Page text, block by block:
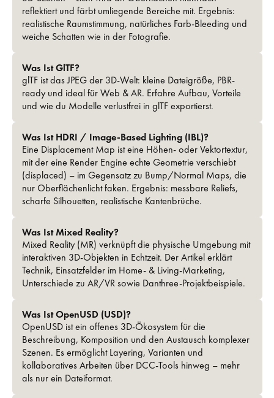
reflektiert und färbt umliegende Bereiche mit. Ergebnis:
realistische Raumstimmung, natürliches Farb-Bleeding und
weiche Schatten wie in der Fotografie.
Was Ist GlTF?
glTF ist das JPEG der 3D-Welt: kleine Dateigröße, PBR-
ready und ideal für Web & AR. Erfahre Aufbau, Vorteile
und wie du Modelle verlustfrei in glTF exportierst.
Was Ist HDRI / Image-Based Lighting (IBL)?
Eine Displacement Map ist eine Höhen- oder Vektor­textur,
mit der eine Render Engine echte Geometrie verschiebt
(displaced) – im Gegensatz zu Bump/Normal Maps, die
nur Oberflächenlicht faken. Ergebnis: messbare Reliefs,
scharfe Silhouetten, realistische Kantenbrüche.
Was Ist Mixed Reality?
Mixed Reality (MR) verknüpft die physische Umgebung mit
interaktiven 3D-Objekten in Echtzeit. Der Artikel erklärt
Technik, Einsatzfelder im Home- & Living-Marketing,
Unterschiede zu AR/VR sowie Danthree-Projektbeispiele.
Was Ist OpenUSD (USD)?
OpenUSD ist ein offenes 3D-Ökosystem für die
Beschreibung, Komposition und den Austausch komplexer
Szenen. Es ermöglicht Layering, Varianten und
kollaboratives Arbeiten über DCC-Tools hinweg – mehr
als nur ein Dateiformat.